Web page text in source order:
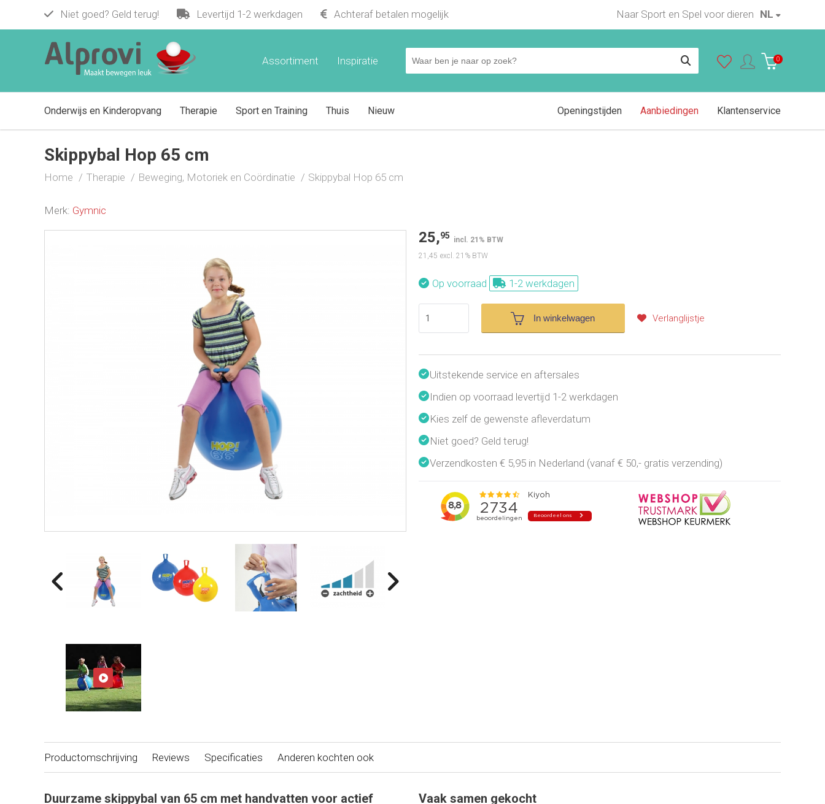
Niet goed? Geld terug! Levertijd 1-2 werkdagen Achteraf betalen mogelijk NL
Naar Sport en Spel voor dieren
0
Inspiratie
Assortiment
Onderwijs en Kinderopvang Therapie Sport en Training Thuis Nieuw Klantenservice
Aanbiedingen
Openingstijden
Skippybal Hop 65 cm
Home Therapie Beweging, Motoriek en Coördinatie Skippybal Hop 65 cm
Merk: Gymnic
25,95 incl. 21% BTW
21,45 excl. 21% BTW
Op voorraad 1-2 werkdagen
In winkelwagen Verlanglijstje
Uitstekende service en aftersales
Indien op voorraad levertijd 1-2 werkdagen
Kies zelf de gewenste afleverdatum
Niet goed? Geld terug!
Verzendkosten € 5,95 in Nederland (vanaf € 50,- gratis verzending)
Productomschrijving Reviews Specificaties Anderen kochten ook
Duurzame skippybal van 65 cm met handvatten voor actief
Vaak samen gekocht
Skippybal Hop 65 cm
€ 25,95